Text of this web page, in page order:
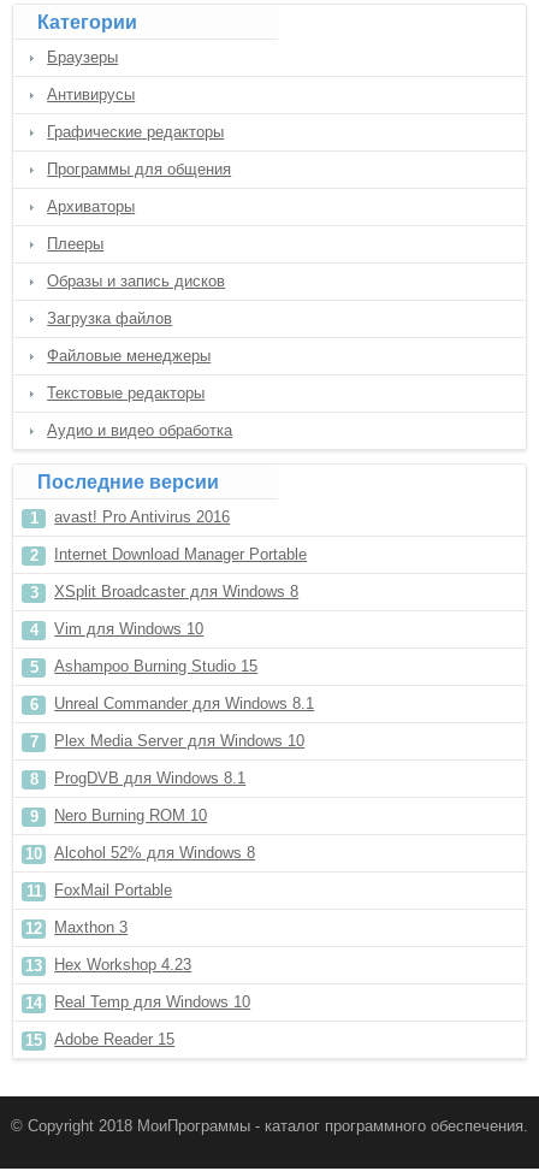
Категории
Браузеры
Антивирусы
Графические редакторы
Программы для общения
Архиваторы
Плееры
Образы и запись дисков
Загрузка файлов
Файловые менеджеры
Текстовые редакторы
Аудио и видео обработка
Последние версии
avast! Pro Antivirus 2016
Internet Download Manager Portable
XSplit Broadcaster для Windows 8
Vim для Windows 10
Ashampoo Burning Studio 15
Unreal Commander для Windows 8.1
Plex Media Server для Windows 10
ProgDVB для Windows 8.1
Nero Burning ROM 10
Alcohol 52% для Windows 8
FoxMail Portable
Maxthon 3
Hex Workshop 4.23
Real Temp для Windows 10
Adobe Reader 15
© Copyright 2018 МоиПрограммы - каталог программного обеспечения.